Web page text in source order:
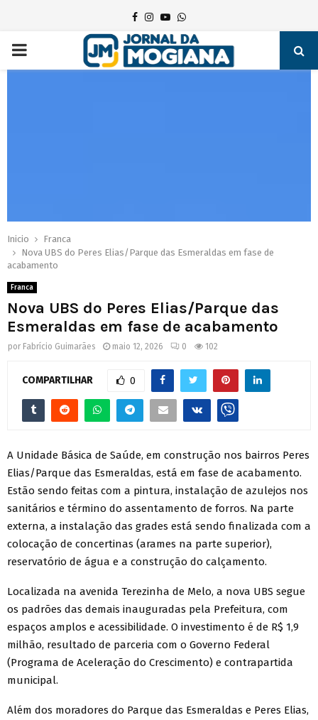
Facebook
Instagram
YoutubeWhatsapp
PRIMARY
Inicio
Franca
Nova UBS do Peres Elias/Parque das Esmeraldas em fase de
acabamento
Franca
Nova UBS do Peres Elias/Parque das
Esmeraldas em fase de acabamento
por Fabrício Guimarães maio 12, 2026 0 102
COMPARTILHAR 0
A Unidade Básica de Saúde, em construção nos bairros Peres
Elias/Parque das Esmeraldas, está em fase de acabamento.
Estão sendo feitas com a pintura, instalação de azulejos nos
sanitários e término do assentamento de forros. Na parte
externa, a instalação das grades está sendo finalizada com a
colocação de concertinas (arames na parte superior),
reservatório de água e a construção do calçamento.
Localizada na avenida Terezinha de Melo, a nova UBS segue
os padrões das demais inauguradas pela Prefeitura, com
espaços amplos e acessibilidade. O investimento é de R$ 1,9
milhão, resultado de parceria com o Governo Federal
(Programa de Aceleração do Crescimento) e contrapartida
municipal.
Além dos moradores do Parque das Esmeraldas e Peres Elias,